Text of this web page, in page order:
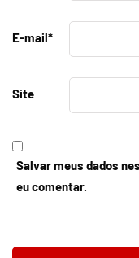
E-mail*
Site
Salvar meus dados
eu comentar.